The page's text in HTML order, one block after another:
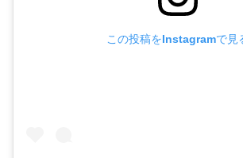
この投稿をInstagramで見